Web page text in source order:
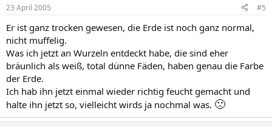
23 April 2005 #5
Er ist ganz trocken gewesen, die Erde ist noch ganz normal,
nicht muffelig.
Was ich jetzt an Wurzeln entdeckt habe, die sind eher
bräunlich als weiß, total dünne Fäden, haben genau die Farbe
der Erde.
Ich hab ihn jetzt einmal wieder richtig feucht gemacht und
halte ihn jetzt so, vielleicht wirds ja nochmal was. 🙁